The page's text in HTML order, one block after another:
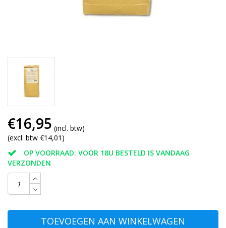
€16,95 (incl. btw)
(excl. btw €14,01)
OP VOORRAAD: VOOR 18U BESTELD IS VANDAAG
VERZONDEN
TOEVOEGEN AAN WINKELWAGEN